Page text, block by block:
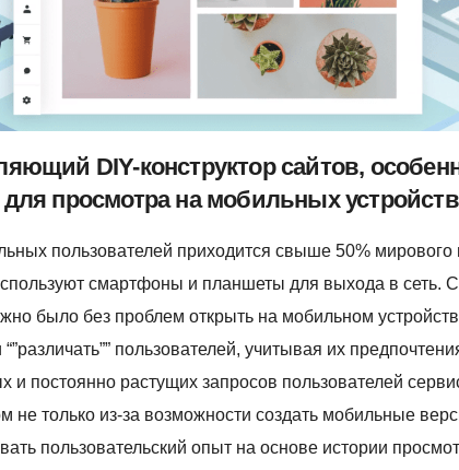
DIY-конструктор сайтов,
просмотра на мобильных
пользователей приходится свыше 50% мирового
смартфоны и планшеты для выхода в сеть.
было без проблем открыть на мобильном
пользователей, учитывая их
постоянно растущих запросов пользователей
не только из-за возможности создать мобильные
пользовательский опыт на основе истории